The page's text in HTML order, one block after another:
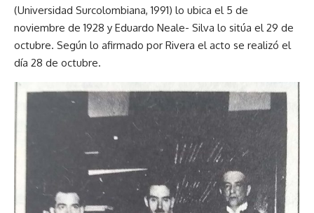
(Universidad Surcolombiana, 1991) lo ubica el 5 de
noviembre de 1928 y Eduardo Neale- Silva lo sitúa el 29 de
octubre. Según lo afirmado por Rivera el acto se realizó el
día 28 de octubre.